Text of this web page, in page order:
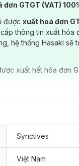
đơn GTGT (VAT)
được xuất hoá đơn
thông tin xuất
hệ thống Hasaki
xuất hết hóa đơn
Synctives
Việt Nam